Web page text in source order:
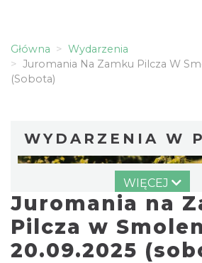
Główna
Wydarzenia
Juromania Na Zamku Pilcza W
(sobota)
WYDARZENIA W
WIĘCEJ
Juromania na
Pilcza w
20.09.2025